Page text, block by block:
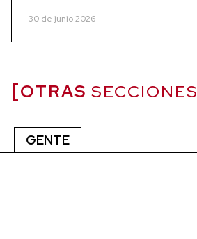
30 de junio 2026
OTRAS SECCIONES
GENTE